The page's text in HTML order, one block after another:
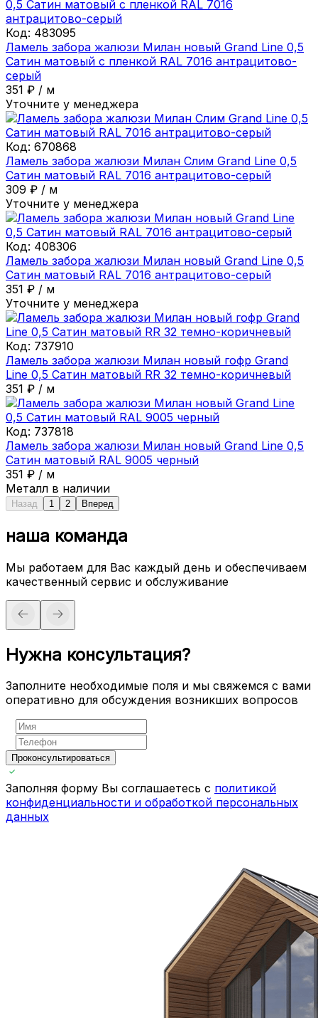
Код: 483095
Ламель забора жалюзи Милан новый Grand Line 0,5
Сатин матовый с пленкой RAL 7016 антрацитово-
серый
351 ₽ / м
Уточните у менеджера
Код: 670868
Ламель забора жалюзи Милан Слим Grand Line 0,5
Сатин матовый RAL 7016 антрацитово-серый
309 ₽ / м
Уточните у менеджера
Код: 408306
Ламель забора жалюзи Милан новый Grand Line 0,5
Сатин матовый RAL 7016 антрацитово-серый
351 ₽ / м
Уточните у менеджера
Код: 737910
Ламель забора жалюзи Милан новый гофр Grand
Line 0,5 Сатин матовый RR 32 темно-коричневый
351 ₽ / м
Код: 737818
Ламель забора жалюзи Милан новый Grand Line 0,5
Сатин матовый RAL 9005 черный
351 ₽ / м
Металл в наличии
Назад 1 2 Вперед
наша команда
Мы работаем для Вас каждый день и обеспечиваем
качественный сервис и обслуживание
Нужна консультация?
Заполните необходимые поля и мы свяжемся с вами
оперативно для обсуждения возникших вопросов
Проконсультироваться
Заполняя форму Вы соглашаетесь с политикой
конфиденциальности и обработкой персональных
данных